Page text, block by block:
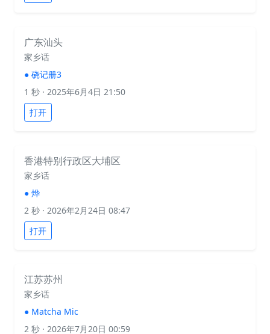
广东汕头
家乡话
● 硗记册3
1 秒 · 2025年6月4日 21:50
打开
香港特别行政区大埔区
家乡话
● 烨
2 秒 · 2026年2月24日 08:47
打开
江苏苏州
家乡话
● Matcha Mic
2 秒 · 2026年7月20日 00:59